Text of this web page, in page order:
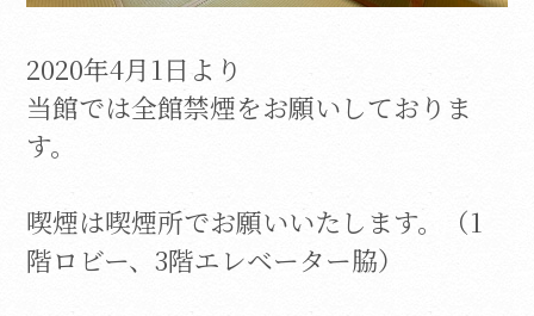
2020年4月1日より
当館では全館禁煙をお願いしておりま
す。
喫煙は喫煙所でお願いいたします。（1
階ロビー、3階エレベーター脇）